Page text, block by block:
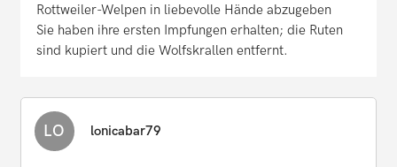
Rottweiler-Welpen in liebevolle Hände abzugeben
Sie haben ihre ersten Impfungen erhalten; die Ruten
sind kupiert und die Wolfskrallen entfernt.
LO lonicabar79